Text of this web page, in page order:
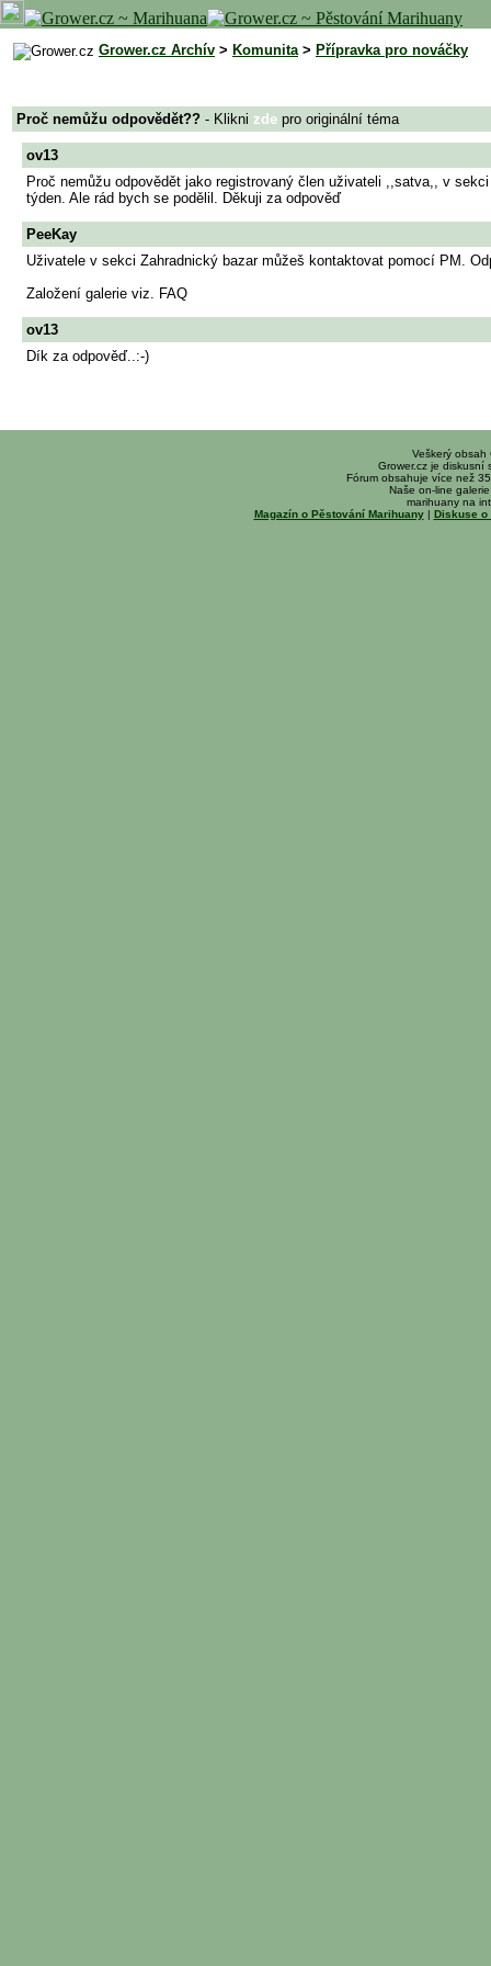
Grower.cz Archív > Komunita> Přípravka pro nováčky
Proč nemůžu odpovědět?? - Klikni zde pro originální téma
ov13
Proč nemůžu odpovědět jako registrovaný člen uživateli ,,satva,, v
týden. Ale rád bych se podělil. Děkuji za odpověď
PeeKay
Uživatele v sekci Zahradnický bazar můžeš kontaktovat pomocí PM.
Založení galerie viz. FAQ
ov13
Dík za odpověď..:-)
Veškerý obsah
Grower.cz je diskusní
Fórum obsahuje více než
Naše on-line
marihuany na
Magazín o Pěstování Marihuany| Diskuse o